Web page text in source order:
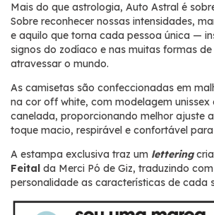
Mais do que astrologia, Auto Astral é
Sobre reconhecer nossas intensidades,
e aquilo que torna cada pessoa única —
signos do zodíaco e nas muitas formas de
atravessar o mundo.
As camisetas são confeccionadas em
na cor off white, com modelagem unissex
canelada, proporcionando melhor ajuste
toque macio, respirável e confortável
A estampa exclusiva traz um lettering
Feital da Merci Pó de Giz, traduzindo
personalidade as características de cada